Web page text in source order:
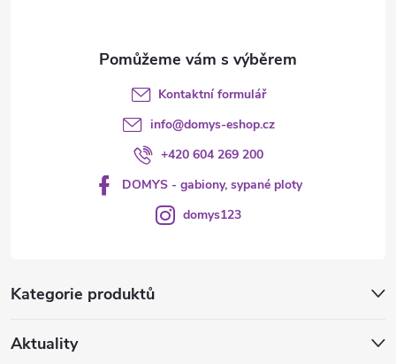
Kategorie produktů
Aktuality
Kontaktní formulář
info@domys-eshop.cz
+420 604 269 200
DOMYS - gabiony, sypané ploty
domys123